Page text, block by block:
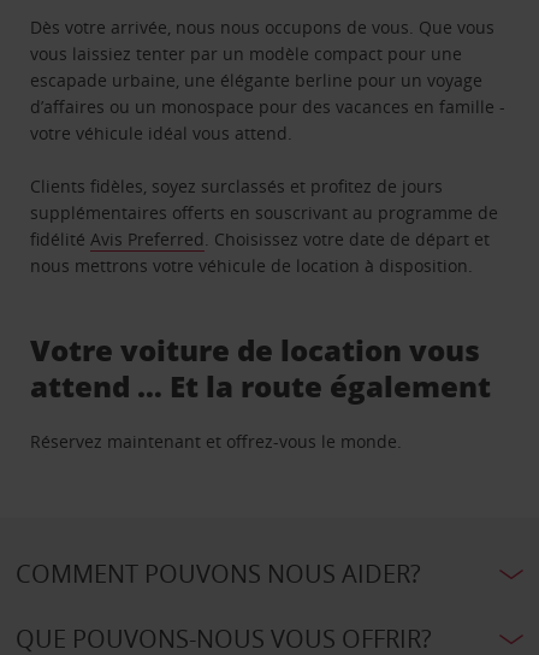
Dès votre arrivée, nous nous occupons de vous. Que vous
vous laissiez tenter par un modèle compact pour une
escapade urbaine, une élégante berline pour un voyage
d’affaires ou un monospace pour des vacances en famille -
votre véhicule idéal vous attend.
Clients fidèles, soyez surclassés et profitez de jours
supplémentaires offerts en souscrivant au programme de
fidélitéAvis Preferred. Choisissez votre date de départ et
nous mettrons votre véhicule de location à disposition.
Votre voiture de location vous
attend … Et la route également
Réservez maintenant et offrez-vous le monde.
COMMENT POUVONS NOUS AIDER?
QUE POUVONS-NOUS VOUS OFFRIR?